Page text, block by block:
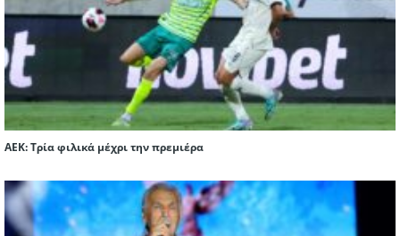
ΑΕΚ: Τρία φιλικά μέχρι την πρεμιέρα